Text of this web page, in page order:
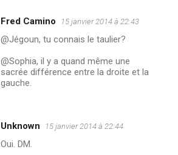
Fred Camino 15 janvier 2014 à 22:43
@Jégoun, tu connais le taulier?
@Sophia, il y a quand même une
sacrée différence entre la droite et la
gauche.
Unknown 15 janvier 2014 à 22:44
Oui. DM.